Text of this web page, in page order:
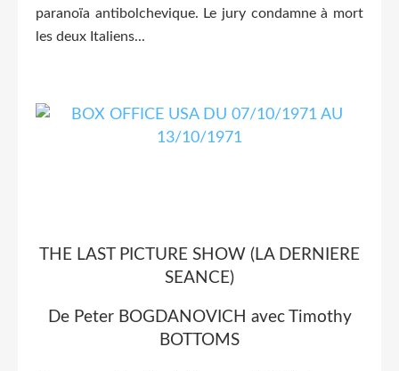
paranoïa antibolchevique. Le jury condamne à mort
les deux Italiens...
THE LAST PICTURE SHOW (LA DERNIERE
SEANCE)
De Peter BOGDANOVICH avec Timothy
BOTTOMS